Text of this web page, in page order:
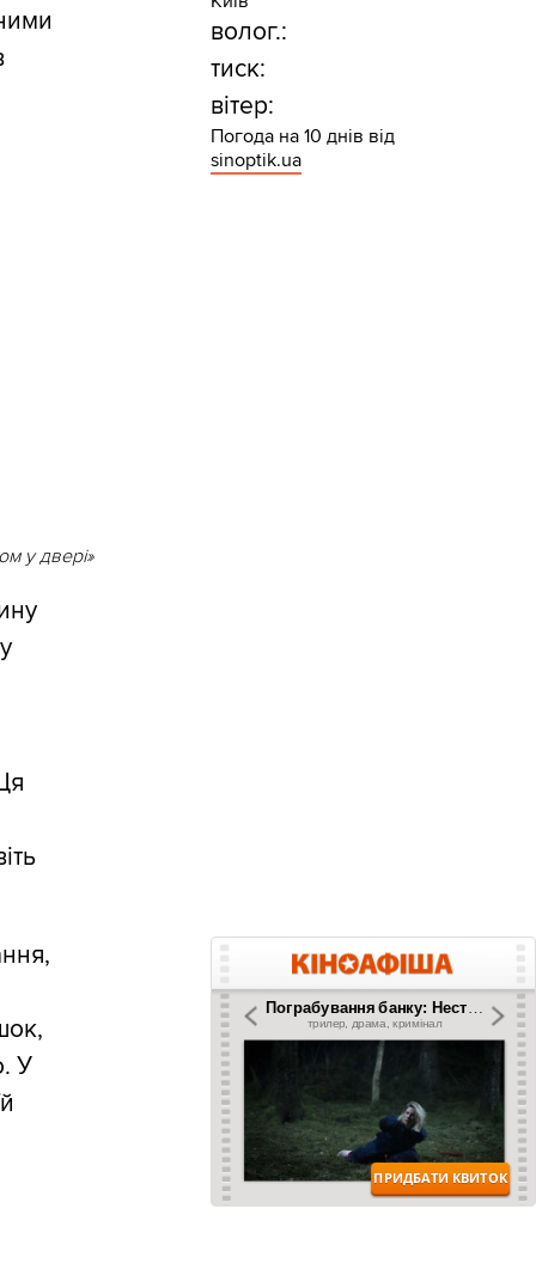
у двері»
У
волог.:
тиск:
вітер:
Погода на 10 днів від
sinoptik.ua